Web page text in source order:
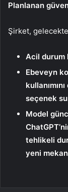
Planlanan
Şirket, gelecekte
Acil durum
Ebeveyn
seçenek
Model
tehlikeli
yeni